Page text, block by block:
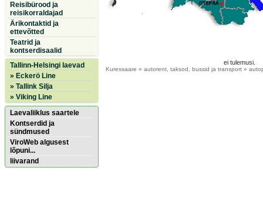
Reisibürood ja
reisikorraldajad
Ärikontaktid ja
ettevõtted
Teatrid ja
kontserdisaalid
Tallinn-Helsingi laevad
» Eckerö Line
» Tallink Silja
» Viking Line
Laevaliiklus saartele
Kontserdid ja
sündmused
ViroWeb algusest
lõpuni...
liivarand
ei tulemusi.
Kuressaare » autorent, taksod, bussid ja transport »